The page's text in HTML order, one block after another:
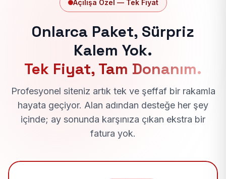
Açılışa Özel — Tek Fiyat
Onlarca Paket, Sürpriz
Kalem Yok.
Tek Fiyat, Tam Donanım.
Profesyonel siteniz artık tek ve şeffaf bir rakamla
hayata geçiyor. Alan adından desteğe her şey
içinde; ay sonunda karşınıza çıkan ekstra bir
fatura yok.